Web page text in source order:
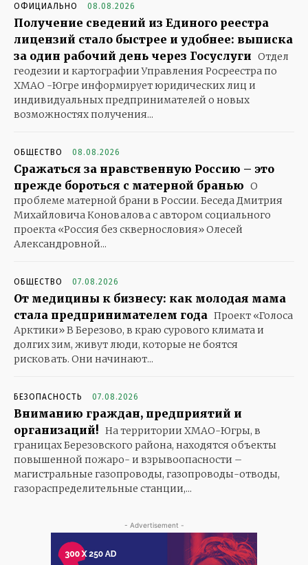
ОФИЦИАЛЬНО 08.08.2026
Получение сведений из Единого реестра
лицензий стало быстрее и удобнее: выписка
за один рабочий день через Госуслуги Отдел
геодезии и картографии Управления Росреестра по
ХМАО -Югре информирует юридических лиц и
индивидуальных предпринимателей о новых
возможностях получения...
ОБЩЕСТВО 08.08.2026
Сражаться за нравственную Россию – это
прежде бороться с матерной бранью О
проблеме матерной брани в России. Беседа Дмитрия
Михайловича Коновалова с автором социального
проекта «Россия без сквернословия» Олесей
Александровной...
ОБЩЕСТВО 07.08.2026
От медицины к бизнесу: как молодая мама
стала предпринимателем года Проект «Голоса
Арктики» В Березово, в краю сурового климата и
долгих зим, живут люди, которые не боятся
рисковать. Они начинают...
БЕЗОПАСНОСТЬ 07.08.2026
Вниманию граждан, предприятий и
организаций! На территории ХМАО-Югры, в
границах Березовского района, находятся объекты
повышенной пожаро- и взрывоопасности –
магистральные газопроводы, газопроводы-отводы,
газораспределительные станции,...
- Advertisement -